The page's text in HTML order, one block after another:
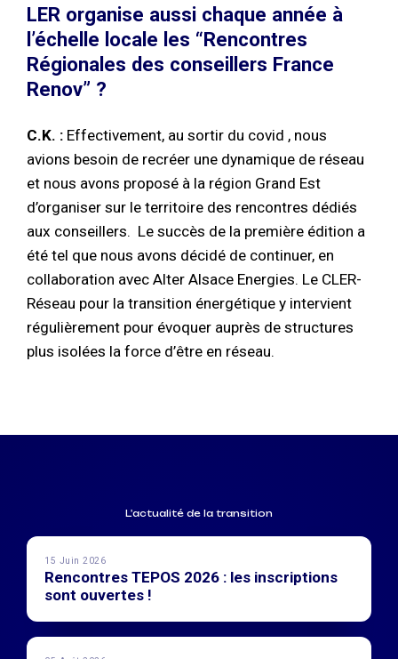
LER organise aussi chaque année à
l’échelle locale les “Rencontres
Régionales des conseillers France
Renov” ?
C.K. : Effectivement, au sortir du covid , nous
avions besoin de recréer une dynamique de réseau
et nous avons proposé à la région Grand Est
d’organiser sur le territoire des rencontres dédiés
aux conseillers. Le succès de la première édition a
été tel que nous avons décidé de continuer, en
collaboration avec Alter Alsace Energies. Le CLER-
Réseau pour la transition énergétique y intervient
régulièrement pour évoquer auprès de structures
plus isolées la force d’être en réseau.
L'actualité de la transition
15 Juin 2026
Rencontres TEPOS 2026 : les inscriptions
sont ouvertes !